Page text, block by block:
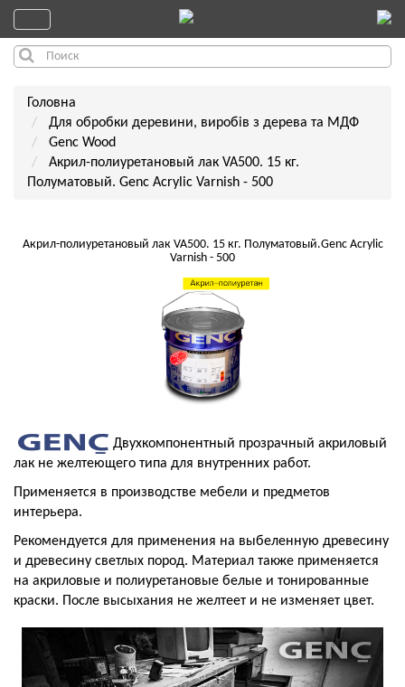
Головна
Для обробки деревини, виробів з дерева та МДФ
Genc Wood
Акрил-полиуретановый лак VA500. 15 кг.
Полуматовый. Genc Acrylic Varnish - 500
Акрил-полиуретановый лак VA500. 15 кг. Полуматовый.Genc Acrylic
Varnish - 500
Двухкомпонентный прозрачный акриловый
лак не желтеющего типа для внутренних работ.
Применяется в производстве мебели и предметов
интерьера.
Рекомендуется для применения на выбеленную древесину
и древесину светлых пород. Материал также применяется
на акриловые и полиуретановые белые и тонированные
краски. После высыхания не желтеет и не изменяет цвет.